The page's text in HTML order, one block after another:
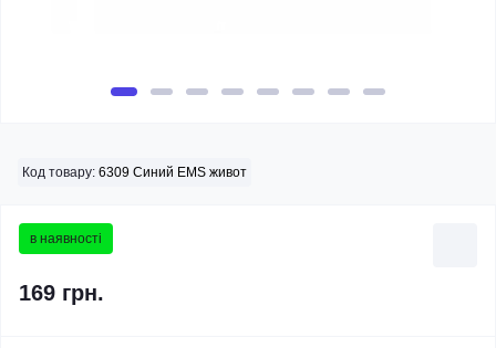
Код товару: 6309 Синий EMS живот
в наявності
169 грн.